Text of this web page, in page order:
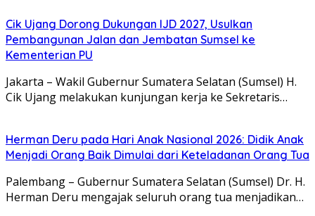
Cik Ujang Dorong Dukungan IJD 2027, Usulkan
Pembangunan Jalan dan Jembatan Sumsel ke
Kementerian PU
Jakarta – Wakil Gubernur Sumatera Selatan (Sumsel) H.
Cik Ujang melakukan kunjungan kerja ke Sekretaris…
Herman Deru pada Hari Anak Nasional 2026: Didik Anak
Menjadi Orang Baik Dimulai dari Keteladanan Orang Tua
Palembang – Gubernur Sumatera Selatan (Sumsel) Dr. H.
Herman Deru mengajak seluruh orang tua menjadikan…